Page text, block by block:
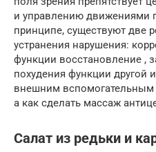
и управлению движениями
принципе, существуют две
устранения нарушения:
функции восстановление ,
похудения функции другой
внешним вспомогательным
a как сделать массаж
Салат из редьки и